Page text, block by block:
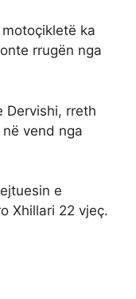
ka
rrugën nga
Dervishi, rreth
vend nga
e
Xhillari 22 vjeç.